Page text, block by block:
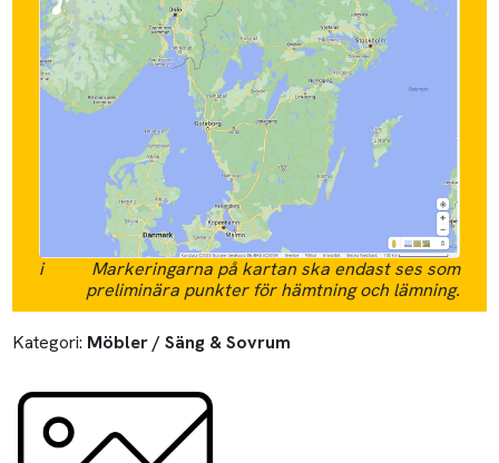
i
Markeringarna på kartan ska endast ses som
preliminära punkter för hämtning och lämning.
Kategori: Möbler / Säng & Sovrum